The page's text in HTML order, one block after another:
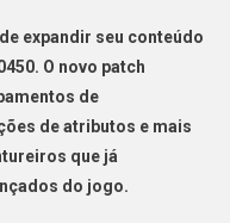
expandir seu conteúdo
O novo patch
de
de atributos e mais
que já
do jogo.